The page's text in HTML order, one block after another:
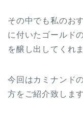
その中でも私のお
に付いたゴールド
を醸し出してくれま
今回はカミナンド
方をご紹介致します